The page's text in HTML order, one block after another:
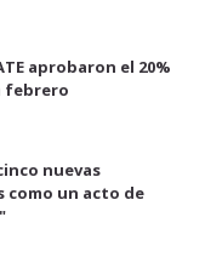
aprobaron el 20%
febrero
nuevas
como un acto de